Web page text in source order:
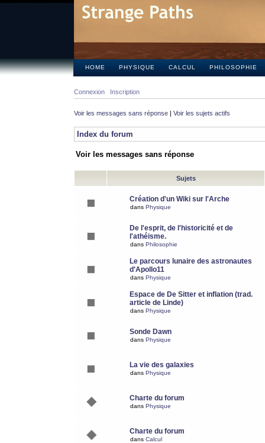
HOME PHYSIQUE CALCUL PHILOSOPHIE
Connexion Inscription
Voir les messages sans réponse | Voir les sujets actifs
Index du forum
Voir les messages sans réponse
Sujets
Création d'un Wiki sur l'Arche
dans Physique
De l'esprit, de l'historicité et de
l'athéisme.
dans Philosophie
Le parcours lunaire des astronautes
d'Apollo11
dans Physique
Espace de De Sitter et inflation (trad.
article de Linde)
dans Physique
Sonde Dawn
dans Physique
La vie des galaxies
dans Physique
Charte du forum
dans Physique
Charte du forum
dans Calcul